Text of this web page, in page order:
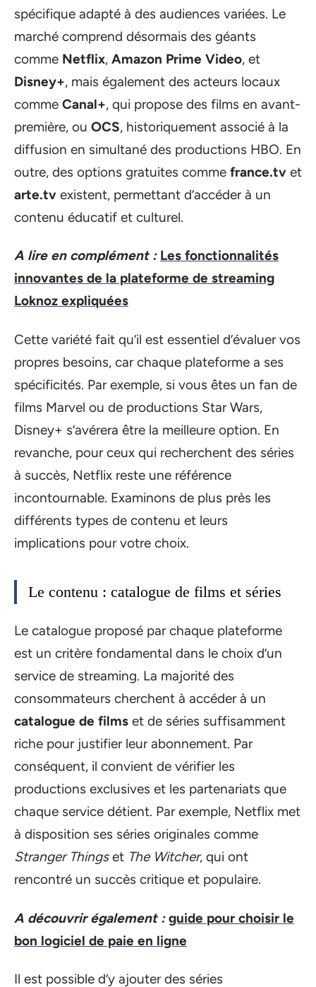
spécifique adapté à des audiences variées. Le
marché comprend désormais des géants
comme Netflix, Amazon Prime Video, et
Disney+, mais également des acteurs locaux
comme Canal+, qui propose des films en avant-
première, ou OCS, historiquement associé à la
diffusion en simultané des productions HBO. En
outre, des options gratuites comme france.tv et
arte.tv existent, permettant d’accéder à un
contenu éducatif et culturel.
A lire en complément : Les fonctionnalités
innovantes de la plateforme de streaming
Loknoz expliquées
Cette variété fait qu’il est essentiel d’évaluer vos
propres besoins, car chaque plateforme a ses
spécificités. Par exemple, si vous êtes un fan de
films Marvel ou de productions Star Wars,
Disney+ s’avérera être la meilleure option. En
revanche, pour ceux qui recherchent des séries
à succès, Netflix reste une référence
incontournable. Examinons de plus près les
différents types de contenu et leurs
implications pour votre choix.
Le contenu : catalogue de films et séries
Le catalogue proposé par chaque plateforme
est un critère fondamental dans le choix d’un
service de streaming. La majorité des
consommateurs cherchent à accéder à un
catalogue de films et de séries suffisamment
riche pour justifier leur abonnement. Par
conséquent, il convient de vérifier les
productions exclusives et les partenariats que
chaque service détient. Par exemple, Netflix met
à disposition ses séries originales comme
Stranger Thingset The Witcher, qui ont
rencontré un succès critique et populaire.
A découvrir également : guide pour choisir le
bon logiciel de paie en ligne
Il est possible d’y ajouter des séries